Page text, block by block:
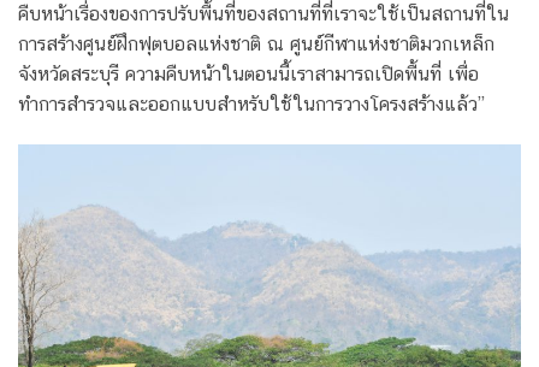
คืบหน้าเรื่องของการปรับพื้นที่ของสถานที่ที่เราจะใช้เป็นสถานที่ใน
การสร้างศูนย์ฝึกฟุตบอลแห่งชาติ ณ ศูนย์กีฬาแห่งชาติมวกเหล็ก
จังหวัดสระบุรี ความคืบหน้าในตอนนี้เราสามารถเปิดพื้นที่ เพื่อ
ทำการสำรวจและออกแบบสำหรับใช้ในการวางโครงสร้างแล้ว”